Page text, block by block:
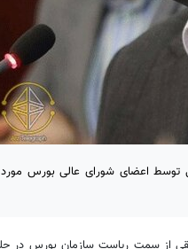
اعضای شورای عالی بورس مورد
از سمت ریاست سازمان بورس در